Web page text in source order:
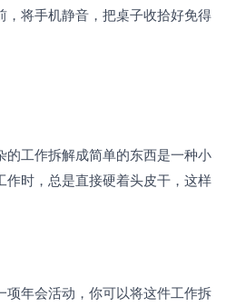
，将手机静音，把桌子收拾好免得
的工作拆解成简单的东西是一种小
作时，总是直接硬着头皮干，这样
项年会活动，你可以将这件工作拆